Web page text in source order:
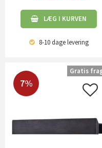
LÆG I KURVEN
8-10 dagelevering
7%
Gratis